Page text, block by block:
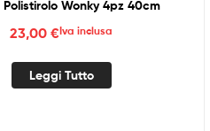
Wonky 4pz 40cm
23,00€Iva inclusa
Leggi Tutto